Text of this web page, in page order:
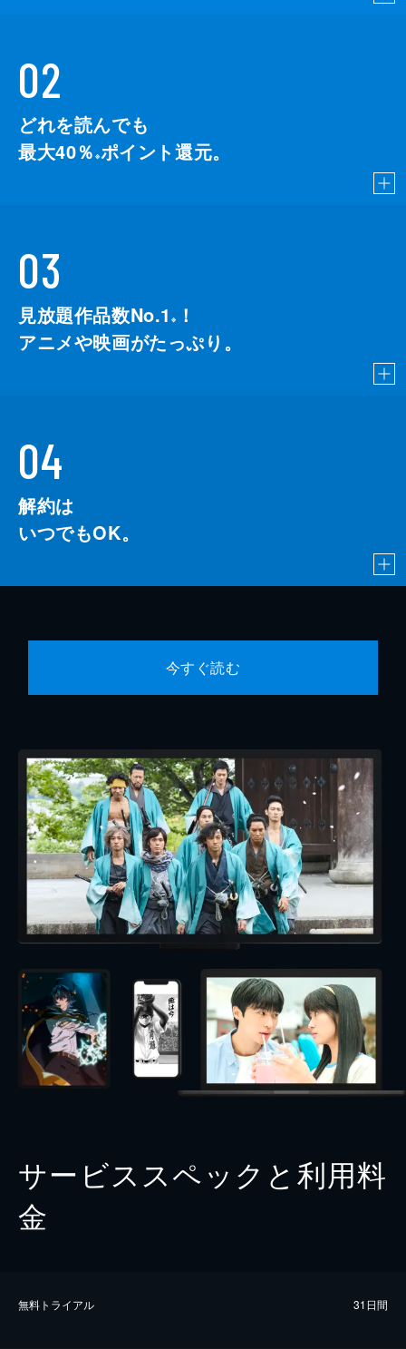
02
どれを読んでも
最大40％ ※ポイント還元。
03
見放題作品数No.1 ※
！
アニメや映画がたっぷり。
04
解約は
いつでもOK。
今すぐ読む
サービススペックと利用料
金
無料トライアル 31日間